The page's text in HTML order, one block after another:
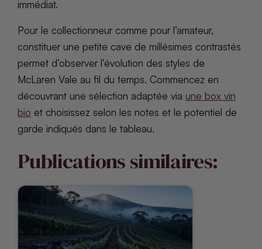
immédiat.
Pour le collectionneur comme pour l’amateur,
constituer une petite cave de millésimes contrastés
permet d’observer l’évolution des styles de
McLaren Vale au fil du temps. Commencez en
découvrant une sélection adaptée via une box vin
bio et choisissez selon les notes et le potentiel de
garde indiqués dans le tableau.
Publications similaires: